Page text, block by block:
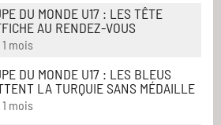
DU MONDE U17 : LES TÊTE
AU RENDEZ-VOUS
1 mois
DU MONDE U17 : LES BLEUS
LA TURQUIE SANS MÉDAILLE
1 mois